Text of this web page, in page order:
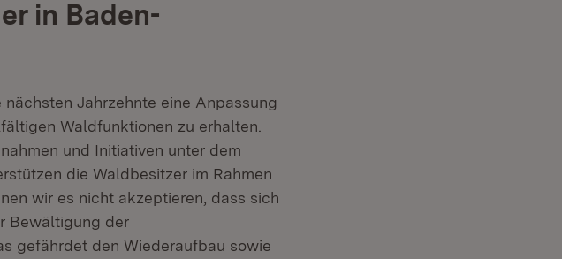
in Baden-
Jahrzehnte eine Anpassung
Waldfunktionen zu erhalten.
und Initiativen unter dem
die Waldbesitzer im Rahmen
wir es nicht akzeptieren, dass sich
Bewältigung der
gefährdet den Wiederaufbau sowie